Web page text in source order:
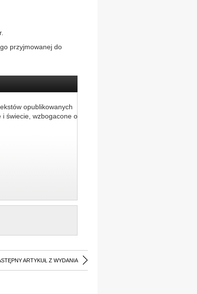
przyjmowanej do
opublikowanych
i świecie, wzbogacone o
ARTYKUŁ Z WYDANIA